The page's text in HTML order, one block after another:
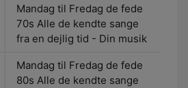
Mandag til Fredag de fede
70s Alle de kendte sange
fra en dejlig tid - Din musik
Mandag til Fredag de fede
80s Alle de kendte sange